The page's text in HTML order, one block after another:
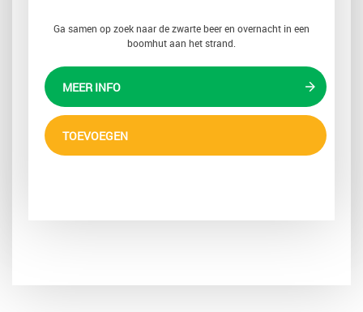
Ga samen op zoek naar de zwarte beer en overnacht in een
boomhut aan het strand.
MEER INFO
TOEVOEGEN